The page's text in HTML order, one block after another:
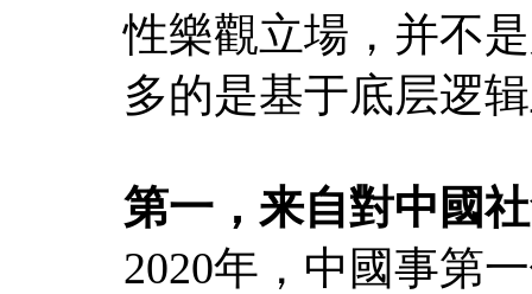
性樂觀立場，并不
多的是基于底层逻
第一，来自對中國
2020年，中國事第